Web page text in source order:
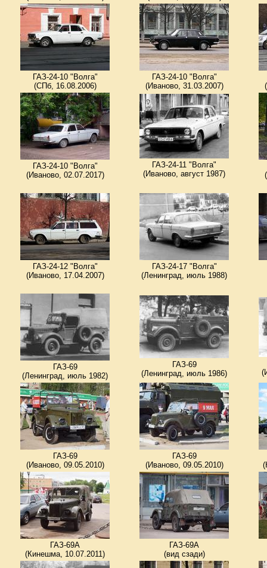
ГАЗ-24-10 "Волга"
(СПб, 16.08.2006)
ГАЗ-24-10 "Волга"
(Иваново, 31.03.2007)
ГАЗ-24-10 "Волга"
(Иваново, 02.07.2017)
ГАЗ-24-11 "Волга"
(Иваново, август 1987)
ГАЗ-24-12 "Волга"
(Иваново, 17.04.2007)
ГАЗ-24-17 "Волга"
(Ленинград, июль 1988)
ГАЗ-69
(Ленинград, июль 1982)
ГАЗ-69
(Ленинград, июль 1986)
ГАЗ-69
(Иваново, 09.05.2010)
ГАЗ-69
(Иваново, 09.05.2010)
ГАЗ-69А
(Кинешма, 10.07.2011)
ГАЗ-69А
(вид сзади)